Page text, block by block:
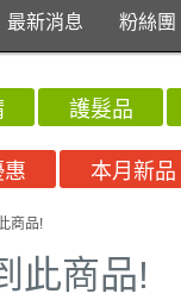
最新消息 粉絲團
護髮品
本月新品
商品!
此商品!